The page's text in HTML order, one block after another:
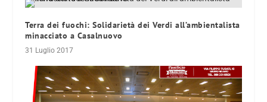
Terra dei fuochi: Solidarietà dei Verdi all’ambientalista
minacciato a Casalnuovo
31 Luglio 2017